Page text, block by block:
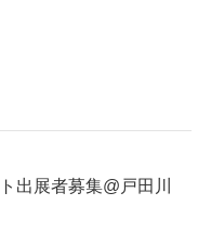
出展者募集@戸田川